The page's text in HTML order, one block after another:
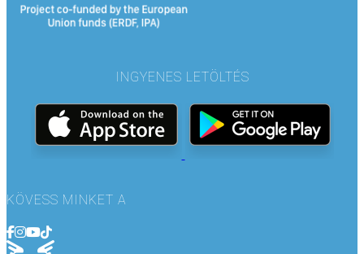
INGYENES LETÖLTÉS
KÖVESS MINKET A